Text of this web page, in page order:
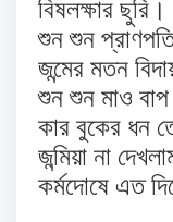
বিষলক্ষার
শুন শুন
জন্মের মতন
শুন শুন মাও
কার বুকের ধন
জন্মিয়া না
কর্মদোষে এত